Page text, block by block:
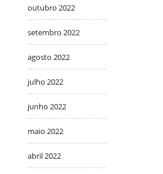
outubro 2022
setembro 2022
agosto 2022
julho 2022
junho 2022
maio 2022
abril 2022